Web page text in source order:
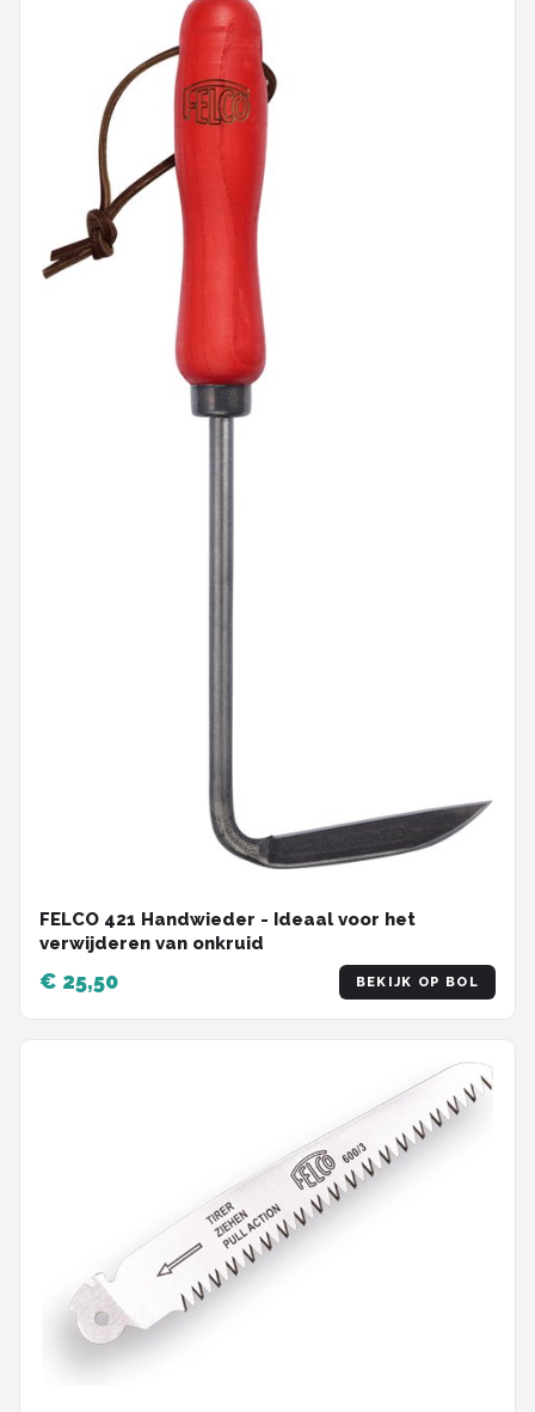
FELCO 421 Handwieder - Ideaal voor het
verwijderen van onkruid
€ 25,50 BEKIJK OP BOL